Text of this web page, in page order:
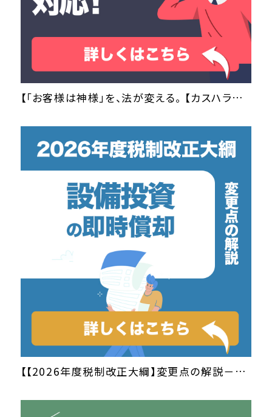
【「お客様は神様」を、法が変える。 【カスハラ対策義務化】で企業が取り組むべき事！】
【【2026年度税制改正大綱】変更点の解説－設備投資の即時償却】